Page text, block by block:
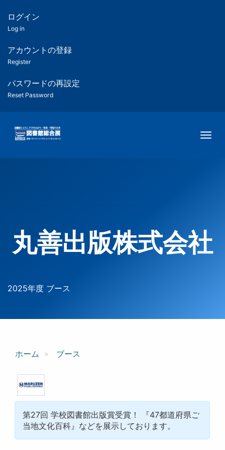
ツ
匿
名
ユ
ー
ー
用
メ
ー
ログイン
Log in
アカウントの登録
Register
パスワードの再設定
Reset Password
丸善出版株式会社
2025年度 ブース
ホーム ブース
第27回 学校図書館出版賞受賞！ 『47都道府県ご
当地文化百科』などを展示しております。